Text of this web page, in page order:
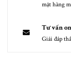
mặt hàng
Tư vấn
Giải đáp